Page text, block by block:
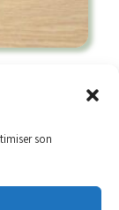
son